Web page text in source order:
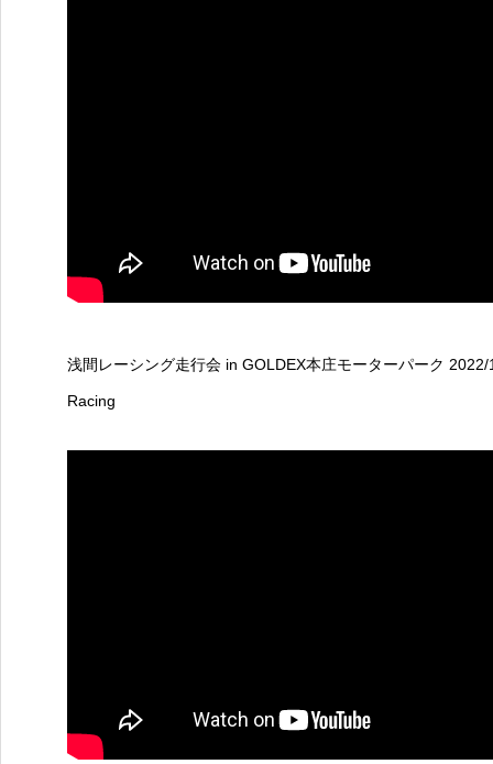
浅間レーシング走行会 in GOLDEX本庄モーターパーク
Racing